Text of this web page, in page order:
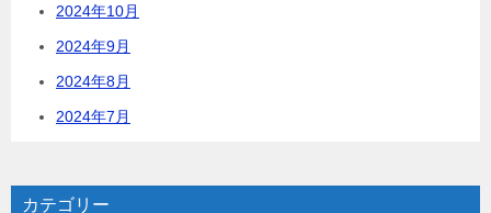
2024年10月
2024年9月
2024年8月
2024年7月
カテゴリー